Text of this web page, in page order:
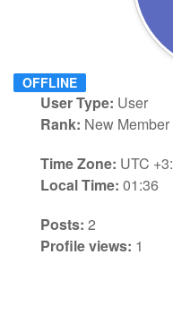
OFFLINE
User Type: User
Rank: New Member
Time Zone: UTC
Local Time: 01:36
Posts: 2
Profile views: 1